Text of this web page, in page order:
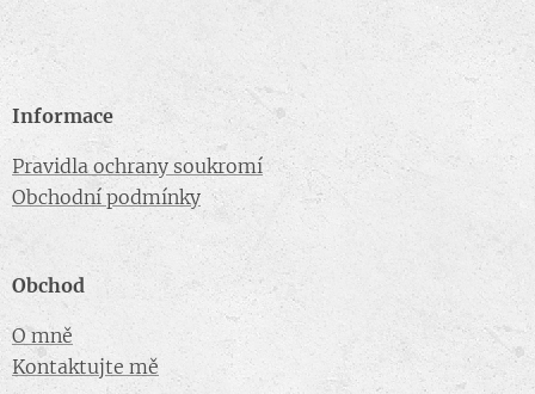
Informace
Pravidla ochrany soukromí
Obchodní podmínky
Obchod
O mně
Kontaktujte mě